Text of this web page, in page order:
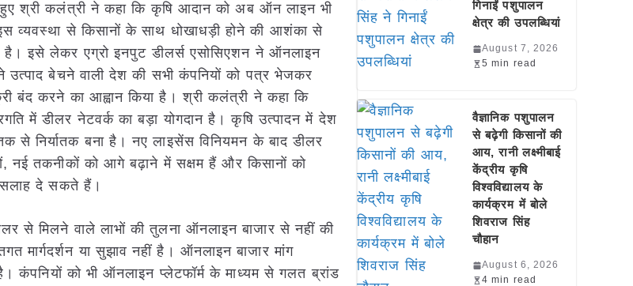
श्री कलंत्री ने कहा कि कृषि आदान को अब ऑन लाइन भी
व्यवस्था से किसानों के साथ धोखाधड़ी होने की आशंका से
है। इसे लेकर एग्रो इनपुट डीलर्स एसोसिएशन ने ऑनलाइन
उत्पाद बेचने वाली देश की सभी कंपनियों को पत्र भेजकर
बंद करने का आह्वान किया है। श्री कलंत्री ने कहा कि
में डीलर नेटवर्क का बड़ा योगदान है। कृषि उत्पादन में देश
से निर्यातक बना है। नए लाइसेंस विनियमन के बाद डीलर
नई तकनीकों को आगे बढ़ाने में सक्षम हैं और किसानों को
दे सकते हैं।
से मिलने वाले लाभों की तुलना ऑनलाइन बाजार से नहीं की
मार्गदर्शन या सुझाव नहीं है। ऑनलाइन बाजार मांग
कंपनियों को भी ऑनलाइन प्लेटफॉर्म के माध्यम से गलत ब्रांड
गिनाईं पशुपालन
क्षेत्र की उपलब्धियां
August 7, 2026
5 min read
वैज्ञानिक पशुपालन
से बढ़ेगी किसानों की
आय, रानी लक्ष्मीबाई
केंद्रीय कृषि
विश्वविद्यालय के
कार्यक्रम में बोले
शिवराज सिंह
चौहान
August 6, 2026
4 min read